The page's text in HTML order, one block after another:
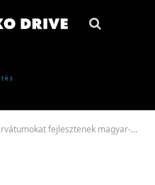
magyar-szlovák együttműködéssel